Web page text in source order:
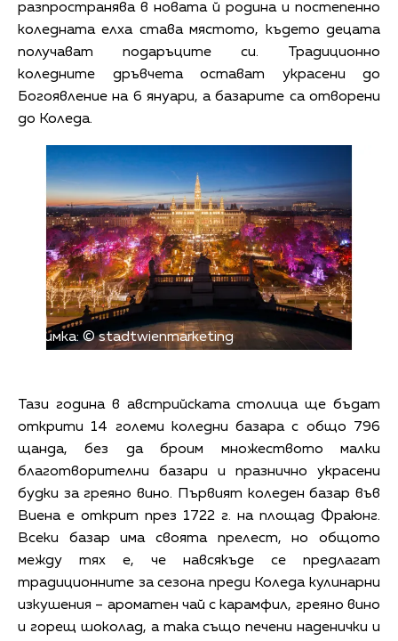
разпространява в новата й родина и постепенно
коледната елха става мястото, където децата
получават подаръците си. Традиционно
коледните дръвчета остават украсени до
Богоявление на 6 януари, а базарите са отворени
до Коледа.
Снимка: © stadtwienmarketing
Тази година в австрийската столица ще бъдат
открити 14 големи коледни базара с общо 796
щанда, без да броим множеството малки
благотворителни базари и празнично украсени
будки за греяно вино. Първият коледен базар във
Виена е открит през 1722 г. на площад Фраюнг.
Всеки базар има своята прелест, но общото
между тях е, че навсякъде се предлагат
традиционните за сезона преди Коледа кулинарни
изкушения – ароматен чай с карамфил, греяно вино
и горещ шоколад, а така също печени наденички и